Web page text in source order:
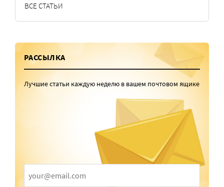
ВСЕ СТАТЬИ
РАССЫЛКА
Лучшие статьи каждую неделю в вашем почтовом ящике